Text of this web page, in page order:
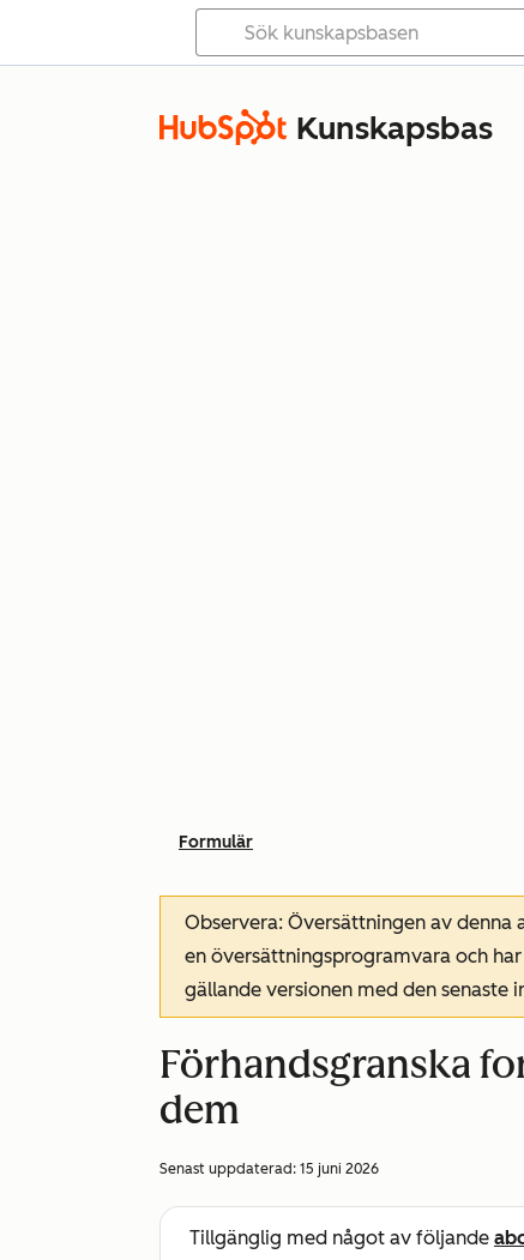
Kunskapsbas
Formulär
Observera: Översättningen av
en översättningsprogramvara och
gällande versionen med den senaste
Förhandsgranska
dem
Senast uppdaterad: 15 juni 2026
Tillgänglig med något av följande